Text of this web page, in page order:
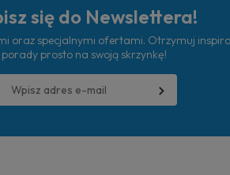
się do Newslettera!
oraz specjalnymi ofertami. Otrzymuj
porady prosto na swoją skrzynkę!